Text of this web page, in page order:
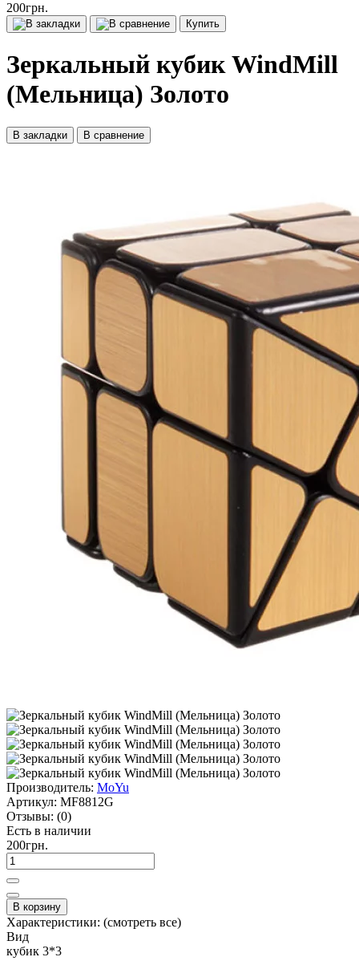
200грн.
Купить
Зеркальный кубик WindMill
(Мельница) Золото
В закладки В сравнение
Производитель: MoYu
Артикул: MF8812G
Отзывы: (0)
Есть в наличии
200грн.
В корзину
Характеристики: (смотреть все)
Вид
кубик 3*3